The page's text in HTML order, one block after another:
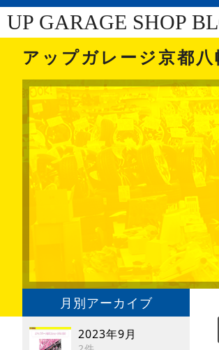
UP GARAGE SHOP
アップガレージ京都八
月別アーカイブ
2023年9月